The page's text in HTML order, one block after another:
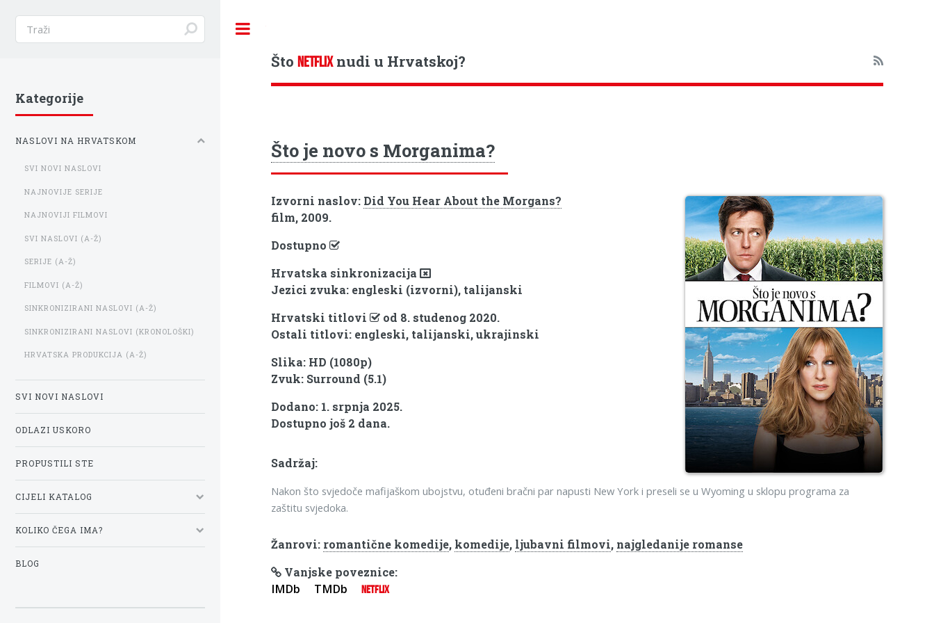
ŠtoNETFLIXnudi u Hrvatskoj?
Što je novo s Morganima?
Izvorni naslov: Did You Hear About the Morgans?
film, 2009.
Dostupno
Hrvatska sinkronizacija
Jezici zvuka: engleski (izvorni), talijanski
Hrvatski titlovi
od 8. studenog 2020.
Ostali titlovi: engleski, talijanski, ukrajinski
Slika: HD (1080p)
Zvuk: Surround (5.1)
Dodano: 1. srpnja 2025.
Dostupno još 2 dana.
Sadržaj:
Nakon što svjedoče mafijaškom ubojstvu, otuđeni bračni par napusti New York i preseli se u Wyoming u sklopu programa za
zaštitu svjedoka.
Žanrovi: romantične komedije, komedije, ljubavni filmovi, najgledanije romanse
Vanjske poveznice:
IMDb TMDb NETFLIX
Kategorije
NASLOVI NA HRVATSKOM
SVI NOVI NASLOVI
NAJNOVIJE SERIJE
NAJNOVIJI FILMOVI
SVI NASLOVI (A-Ž)
SERIJE (A-Ž)
FILMOVI (A-Ž)
SINKRONIZIRANI NASLOVI (A-Ž)
SINKRONIZIRANI NASLOVI (KRONOLOŠKI)
HRVATSKA PRODUKCIJA (A-Ž)
SVI NOVI NASLOVI
ODLAZI USKORO
PROPUSTILI STE
CIJELI KATALOG
KOLIKO ČEGA IMA?
BLOG
Toggle